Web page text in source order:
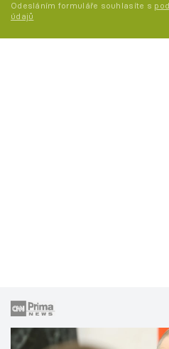
Odesláním formuláře souhlasíte s
údajů